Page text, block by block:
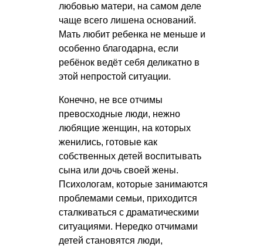
любовью матери, на самом деле
чаще всего лишена оснований.
Мать любит ребенка не меньше и
особенно благодарна, если
ребёнок ведёт себя деликатно в
этой непростой ситуации.
Конечно, не все отчимы
превосходные люди, нежно
любящие женщин, на которых
женились, готовые как
собственных детей воспитывать
сына или дочь своей жены.
Психологам, которые занимаются
проблемами семьи, приходится
сталкиваться с драматическими
ситуациями. Нередко отчимами
детей становятся люди,